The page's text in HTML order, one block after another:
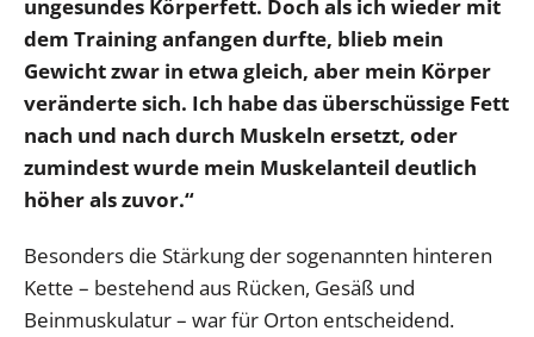
ungesundes Körperfett. Doch als ich wieder mit
dem Training anfangen durfte, blieb mein
Gewicht zwar in etwa gleich, aber mein Körper
veränderte sich. Ich habe das überschüssige Fett
nach und nach durch Muskeln ersetzt, oder
zumindest wurde mein Muskelanteil deutlich
höher als zuvor.“
Besonders die Stärkung der sogenannten hinteren
Kette – bestehend aus Rücken, Gesäß und
Beinmuskulatur – war für Orton entscheidend.